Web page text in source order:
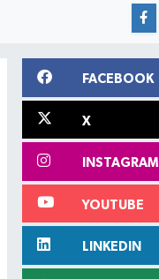
FACEBOOK
X
INSTAGRAM
YOUTUBE
LINKEDIN